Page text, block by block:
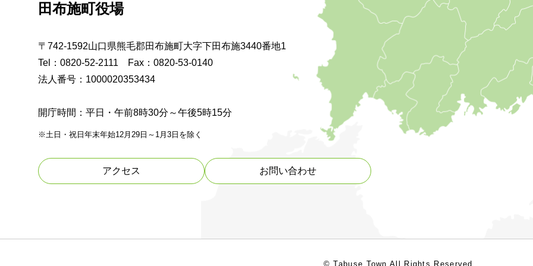
田布施町役場
〒742-1592山口県熊毛郡田布施町大字下田布施3440番地1
Tel：0820-52-2111 Fax：0820-53-0140
法人番号：1000020353434
開庁時間：平日・午前8時30分～午後5時15分
※土日・祝日年末年始12月29日～1月3日を除く
アクセス お問い合わせ
© Tabuse Town All Rights Reserved.